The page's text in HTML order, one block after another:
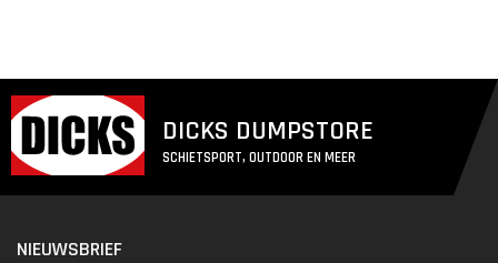
DICKS DUMPSTORE
SCHIETSPORT, OUTDOOR EN MEER
NIEUWSBRIEF